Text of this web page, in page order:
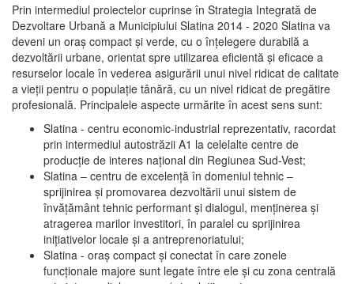
Prin intermediul proiectelor cuprinse în Strategia Integrată de
Dezvoltare Urbană a Municipiului Slatina 2014 - 2020 Slatina va
deveni un oraş compact şi verde, cu o înţelegere durabilă a
dezvoltării urbane, orientat spre utilizarea eficientă şi eficace a
resurselor locale în vederea asigurării unui nivel ridicat de calitate
a vieţii pentru o populaţie tânără, cu un nivel ridicat de pregătire
profesională. Principalele aspecte urmărite în acest sens sunt:
Slatina - centru economic-industrial reprezentativ, racordat
prin intermediul autostrăzii A1 la celelalte centre de
producţie de interes naţional din Regiunea Sud-Vest;
Slatina – centru de excelenţă în domeniul tehnic –
sprijinirea şi promovarea dezvoltării unui sistem de
învăţământ tehnic performant şi dialogul, menţinerea şi
atragerea marilor investitori, în paralel cu sprijinirea
iniţiativelor locale şi a antreprenoriatului;
Slatina - oraş compact şi conectat în care zonele
funcţionale majore sunt legate între ele şi cu zona centrală